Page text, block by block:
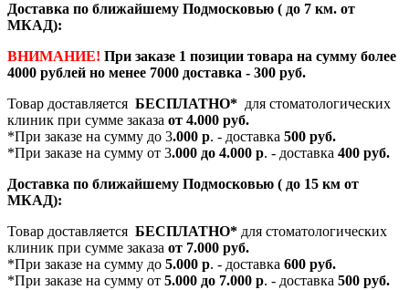
Доставка по ближайшему Подмосковью ( до 7 км. от
МКАД):
ВНИМАНИЕ! При заказе 1 позиции товара на сумму более
4000 рублей но менее 7000 доставка - 300 руб.
Товар доставляется БЕСПЛАТНО* для стоматологических
клиник при сумме заказа от 4.000 руб.
*При заказе на сумму до 3.000 р. - доставка 500 руб.
*При заказе на сумму от 3.000 до 4.000 р. - доставка 400 руб.
Доставка по ближайшему Подмосковью ( до 15 км от
МКАД):
Товар доставляется БЕСПЛАТНО* для стоматологических
клиник при сумме заказа от 7.000 руб.
*При заказе на сумму до 5.000 р. - доставка 600 руб.
*При заказе на сумму от 5.000 до 7.000 р. - доставка 500 руб.